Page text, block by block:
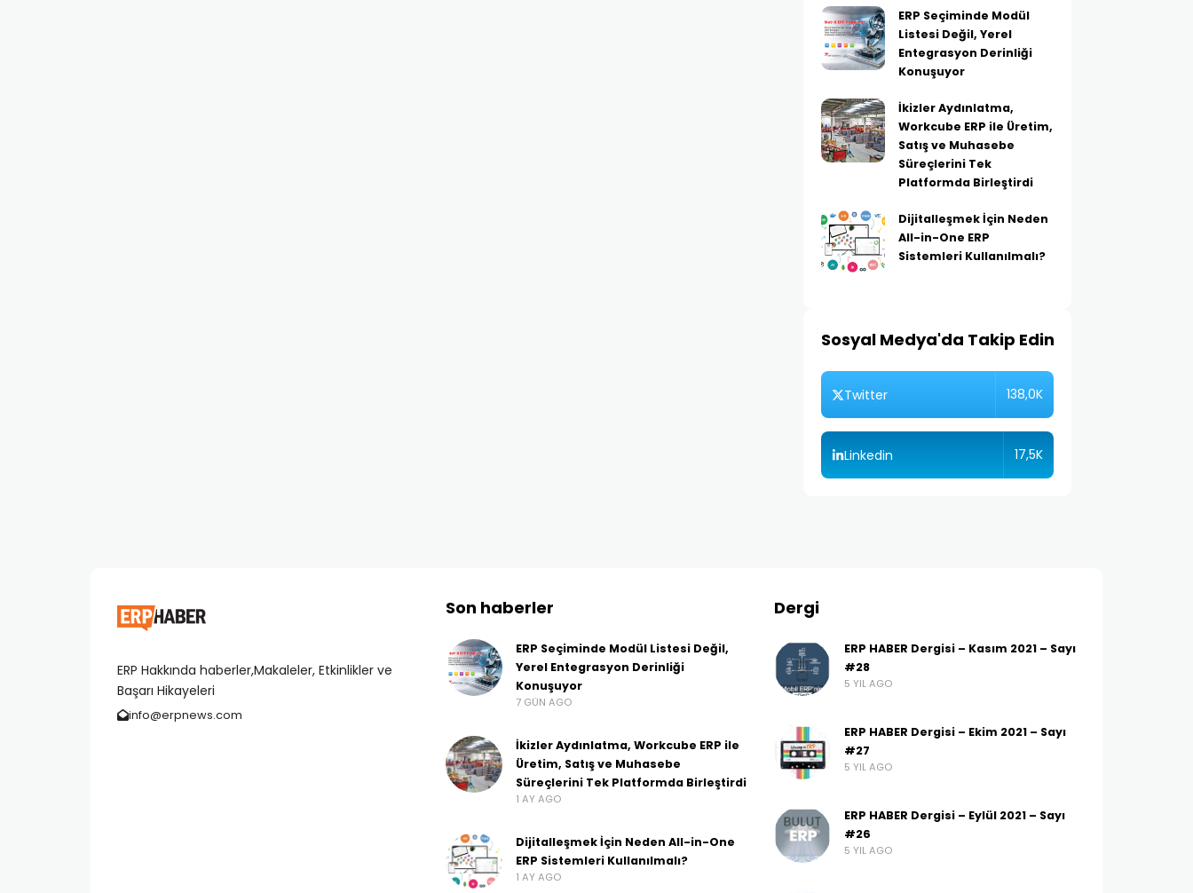
ERP Seçiminde Modül
Listesi Değil, Yerel
Entegrasyon Derinliği
Konuşuyor
İkizler Aydınlatma,
Workcube ERP ile Üretim,
Satış ve Muhasebe
Süreçlerini Tek
Platformda Birleştirdi
Dijitalleşmek İçin Neden
All-in-One ERP
Sistemleri Kullanılmalı?
Sosyal Medya'da Takip Edin
Twitter 138,0K
Linkedin 17,5K
ERP Hakkında haberler,Makaleler, Etkinlikler ve
Başarı Hikayeleri
info@erpnews.com
Son haberler
ERP Seçiminde Modül Listesi Değil,
Yerel Entegrasyon Derinliği
Konuşuyor
7 GÜN AGO
İkizler Aydınlatma, Workcube ERP ile
Üretim, Satış ve Muhasebe
Süreçlerini Tek Platformda Birleştirdi
1 AY AGO
Dijitalleşmek İçin Neden All-in-One
ERP Sistemleri Kullanılmalı?
1 AY AGO
Dergi
ERP HABER Dergisi – Kasım 2021 – Sayı
#28
5 YIL AGO
ERP HABER Dergisi – Ekim 2021 – Sayı
#27
5 YIL AGO
ERP HABER Dergisi – Eylül 2021 – Sayı
#26
5 YIL AGO